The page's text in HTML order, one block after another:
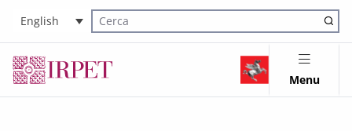
English
Cerca nel sito
Menu